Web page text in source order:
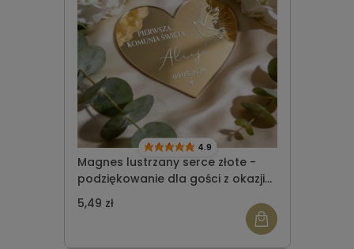
Magnes lustrzany serce złote -
podziękowanie dla gości z okazji
Komunii Świętej wzór 8
4.9
5,49 zł